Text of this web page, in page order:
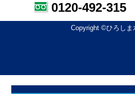
0120-492-315
Copyright ©ひろしま